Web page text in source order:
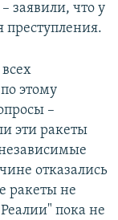
заявили, что у
преступления.
этому
–
эти ракеты
отказались
ракеты не
пока не